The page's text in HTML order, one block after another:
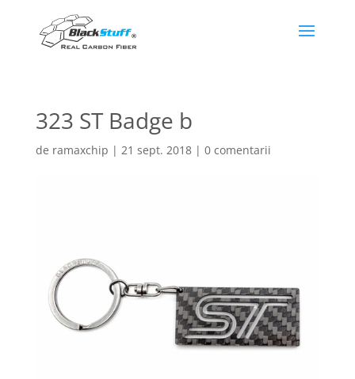
323 ST Badge b
de ramaxchip | 21 sept. 2018| 0 comentarii